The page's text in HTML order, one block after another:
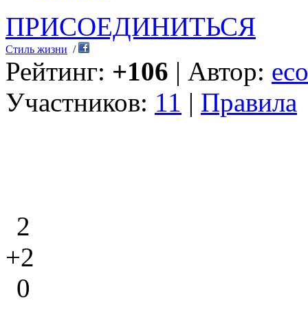
ПРИСОЕДИНИТЬСЯ
Стиль жизни /
Рейтинг: +106 | Автор:
Участников: 11 | Правила
2
+2
0